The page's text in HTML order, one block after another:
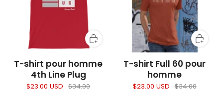
T-shirt pour homme
4th Line Plug
$23.00 USD $34.00
T-shirt Full 60 pour
homme
$23.00 USD $34.00